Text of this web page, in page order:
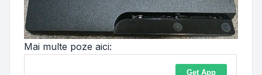
Mai multe poze aici: